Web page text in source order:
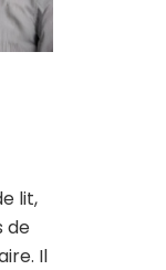
lit,
de
Il